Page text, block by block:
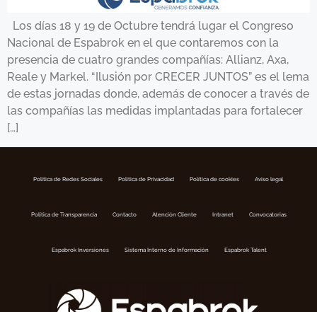
Los días 18 y 19 de Octubre tendrá lugar el Congreso
Nacional de Espabrok en el que contaremos con la
presencia de cuatro grandes compañías: Allianz, Axa,
Reale y Markel. “Ilusión por CRECER JUNTOS” es el lema
de estas jornadas donde, además de conocer a través de
las compañías las medidas implantadas para fortalecer
[…]
Política de Redes Sociales Politica de Privacidad Política de cookies Aviso legal
Política de Transparencia Contacto Atención Cliente Intranet Convocatorias
Espabrok Inversiones Sistema Interno de Información Espabrok Talent